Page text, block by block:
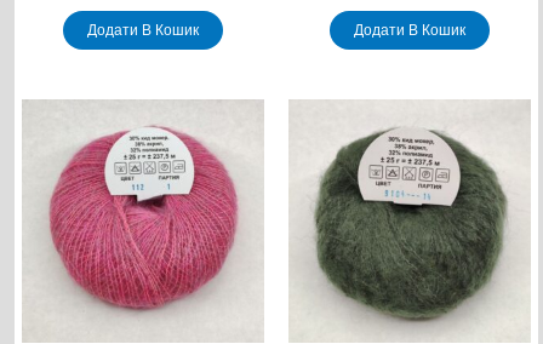
Додати В Кошик Додати В Кошик